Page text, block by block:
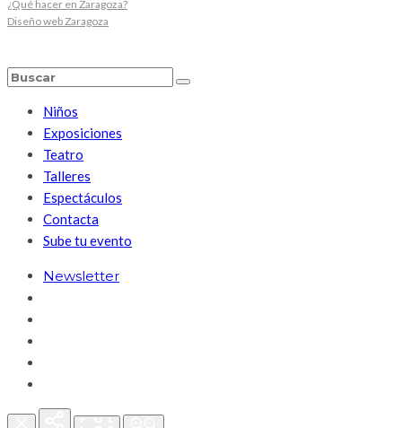
¿Qué hacer en Zaragoza?
Diseño web Zaragoza
Niños
Exposiciones
Teatro
Talleres
Espectáculos
Contacta
Sube tu evento
Newsletter